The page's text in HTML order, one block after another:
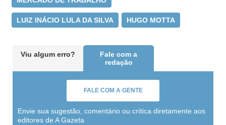
LUIZ INÁCIO LULA DA SILVA HUGO MOTTA
Viu algum erro?
Fale com a
redação
FALE COM A GENTE
Envie sua sugestão, comentário ou crítica diretamente aos
editores de A Gazeta